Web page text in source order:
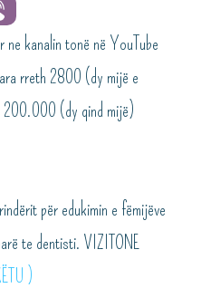
kanalin tonë në YouTube
rreth 2800 (dy mijë e
200.000 (dy qind mijë)
për edukimin e fëmijëve
te dentisti. VIZITONE
)